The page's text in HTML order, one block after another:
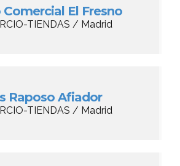
Comercial El Fresno
TIENDAS / Madrid
Raposo Afiador
TIENDAS / Madrid